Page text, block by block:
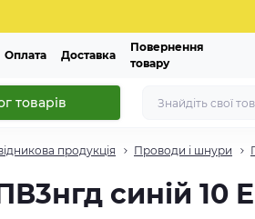
Оплата Доставка
Повернення
товару
товарів
продукція Проводи і шнури
синій 10